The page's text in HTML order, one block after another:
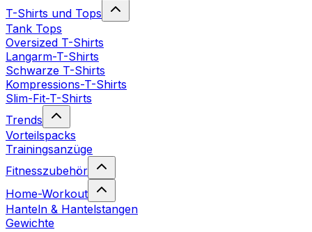
T-Shirts und Tops
Tank Tops
Oversized T-Shirts
Langarm-T-Shirts
Schwarze T-Shirts
Kompressions-T-Shirts
Slim-Fit-T-Shirts
Trends
Vorteilspacks
Trainingsanzüge
Fitnesszubehör
Home-Workout
Hanteln & Hantelstangen
Gewichte